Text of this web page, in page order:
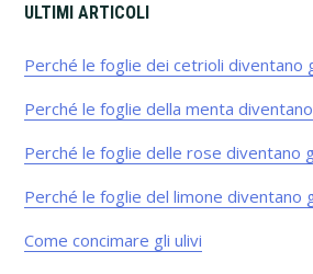
ULTIMI ARTICOLI
Perché le foglie dei cetrioli diventano
Perché le foglie della menta
Perché le foglie delle rose diventano
Perché le foglie del limone diventano
Come concimare gli ulivi